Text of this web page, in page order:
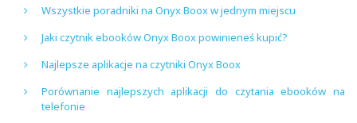
Wszystkie poradniki na Onyx Boox w jednym miejscu
Jaki czytnik ebooków Onyx Boox powinieneś kupić?
Najlepsze aplikacje na czytniki Onyx Boox
Porównanie najlepszych aplikacji do czytania ebooków na
telefonie